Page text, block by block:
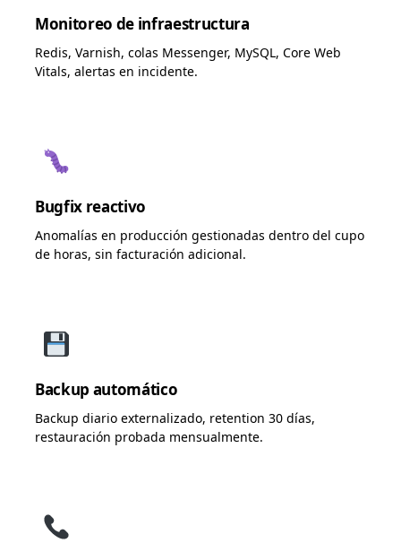
Monitoreo de infraestructura
Redis, Varnish, colas Messenger, MySQL, Core Web
Vitals, alertas en incidente.
Bugfix reactivo
Anomalías en producción gestionadas dentro del cupo
de horas, sin facturación adicional.
Backup automático
Backup diario externalizado, retention 30 días,
restauración probada mensualmente.